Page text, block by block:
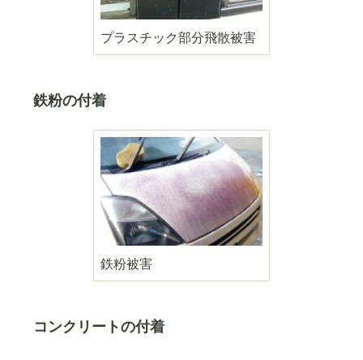
プラスチック部分飛散被害
鉄粉の付着
鉄粉被害
コンクリートの付着